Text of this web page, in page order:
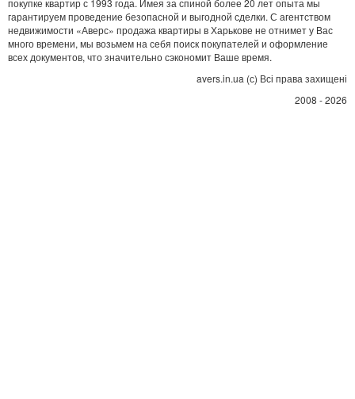
покупке квартир с 1993 года. Имея за спиной более 20 лет опыта мы
гарантируем проведение безопасной и выгодной сделки. С агентством
недвижимости «Аверс» продажа квартиры в Харькове не отнимет у Вас
много времени, мы возьмем на себя поиск покупателей и оформление
всех документов, что значительно сэкономит Ваше время.
avers.in.ua (с) Всі права захищені
2008 - 2026